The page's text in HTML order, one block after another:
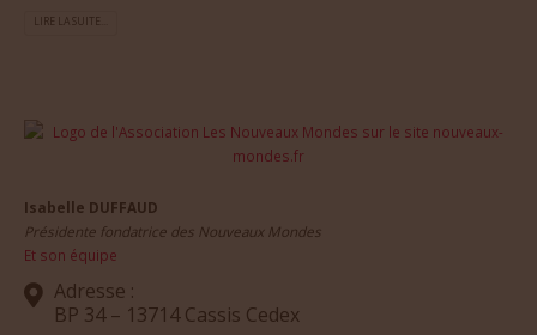
LIRE LA SUITE...
Isabelle DUFFAUD
Présidente fondatrice des Nouveaux Mondes
Et son équipe
Adresse :
BP 34 – 13714 Cassis Cedex